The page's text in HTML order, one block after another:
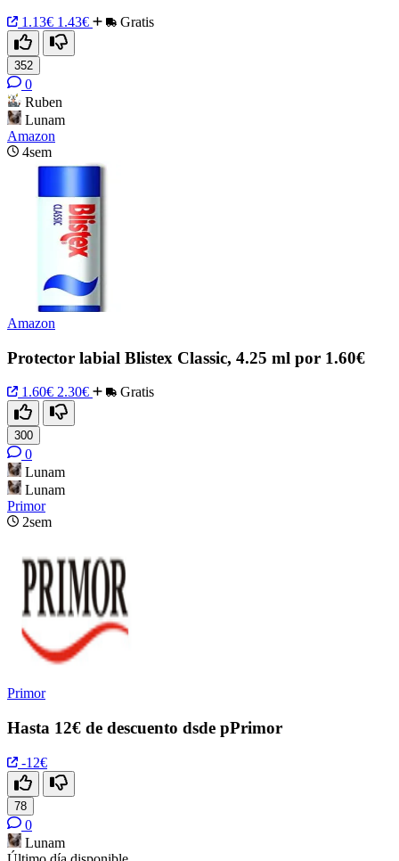
1.13€ 1.43€ Gratis
352
0
Ruben
Lunam
Amazon
4sem
Amazon
Protector labial Blistex Classic, 4.25 ml por 1.60€
1.60€ 2.30€ Gratis
300
0
Lunam
Lunam
Primor
2sem
Primor
Hasta 12€ de descuento dsde pPrimor
-12€
78
0
Lunam